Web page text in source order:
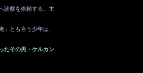
診察を依頼する。主
」とも言う少年は、
たその男・ケルカン